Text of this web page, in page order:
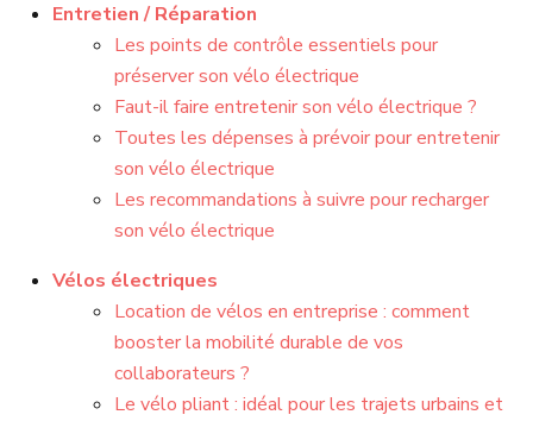
Entretien / Réparation
Les points de contrôle essentiels pour
préserver son vélo électrique
Faut-il faire entretenir son vélo électrique ?
Toutes les dépenses à prévoir pour entretenir
son vélo électrique
Les recommandations à suivre pour recharger
son vélo électrique
Vélos électriques
Location de vélos en entreprise : comment
booster la mobilité durable de vos
collaborateurs ?
Le vélo pliant : idéal pour les trajets urbains et